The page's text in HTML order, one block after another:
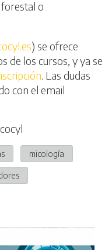
o
) se ofrece
de los cursos, y ya se
. Las dudas
con el email
micología